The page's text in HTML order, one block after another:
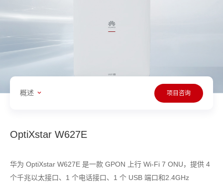
概述 项目咨询
OptiXstar W627E
华为 OptiXstar W627E 是一款 GPON 上行 Wi-Fi 7 ONU，提供 4
个千兆以太接口、1 个电话接口、1 个 USB 端口和2.4GHz